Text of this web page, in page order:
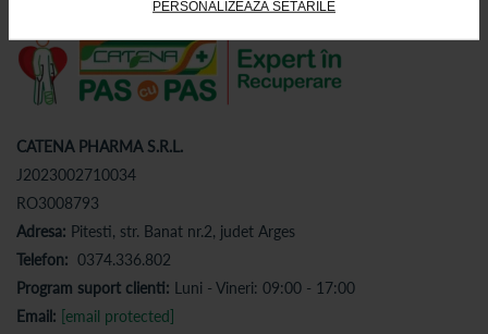
PERSONALIZEAZĂ SETĂRILE
CATENA PHARMA S.R.L.
J2023002710034
RO3008793
Adresa: Pitesti, str. Banat nr.2, judet Arges
Telefon: 0374.336.802
Program suport clienti: Luni - Vineri: 09:00 - 17:00
Email: [email protected]